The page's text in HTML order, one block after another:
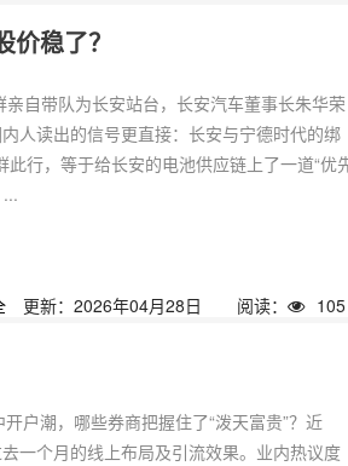
稳了？
自带队为长安站台，长安汽车董事长朱华荣
人读出的信号更直接：长安与宁德时代的绑
此行，等于给长安的电池供应链上了一道“优
更新：2026年04月28日 阅读： 105
户潮，哪些券商把握住了“泼天富贵”？近
一个月的线上布局及引流效果。业内热议度